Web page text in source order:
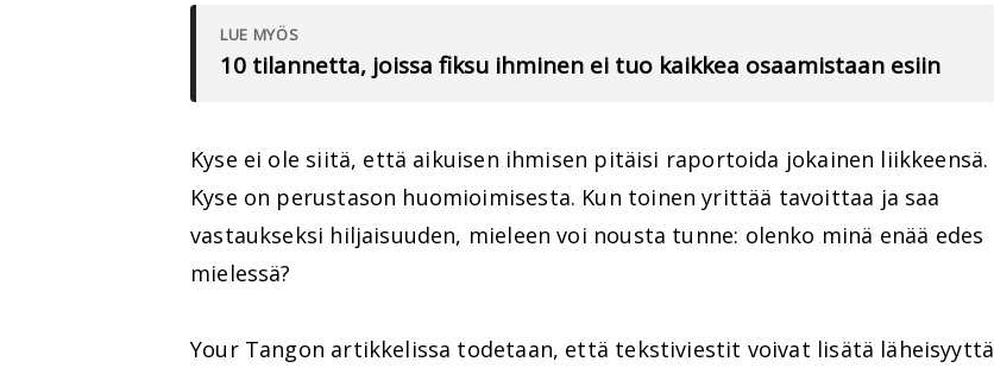
LUE MYÖS
10 tilannetta, joissa fiksu ihminen ei tuo kaikkea osaamistaan esiin
Kyse ei ole siitä, että aikuisen ihmisen pitäisi raportoida jokainen liikkeensä.
Kyse on perustason huomioimisesta. Kun toinen yrittää tavoittaa ja saa
vastaukseksi hiljaisuuden, mieleen voi nousta tunne: olenko minä enää edes
mielessä?
Your Tangon artikkelissa todetaan, että tekstiviestit voivat lisätä läheisyyttä